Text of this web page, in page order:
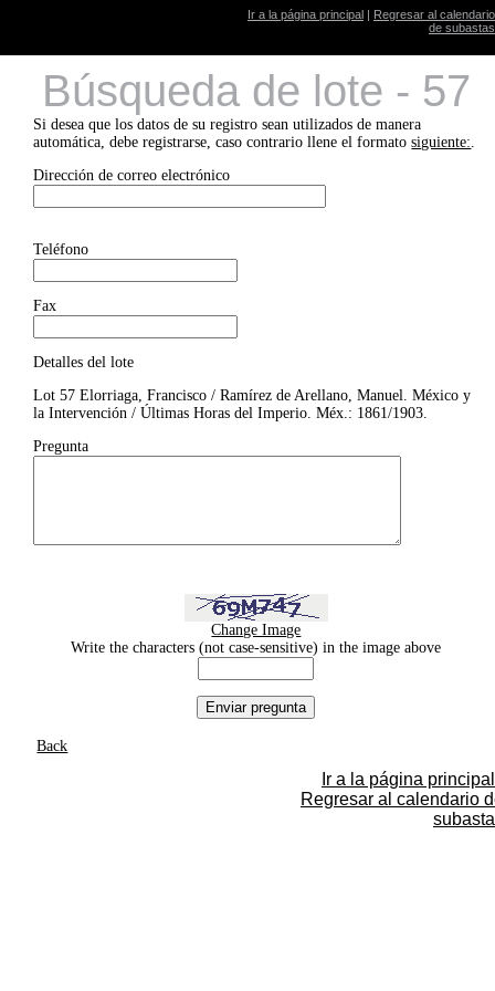
Ir a la página principal | Regresar al calendario
de subastas
Búsqueda de lote - 57
Si desea que los datos de su registro sean utilizados de manera
automática, debe registrarse, caso contrario llene el formatosiguiente:.
Dirección de correo electrónico
Teléfono
Fax
Detalles del lote
Lot 57 Elorriaga, Francisco / Ramírez de Arellano, Manuel. México y
la Intervención / Últimas Horas del Imperio. Méx.: 1861/1903.
Pregunta
Change Image
Write the characters (not case-sensitive) in the image above
Back
Ir a la página principal
Regresar al calendario